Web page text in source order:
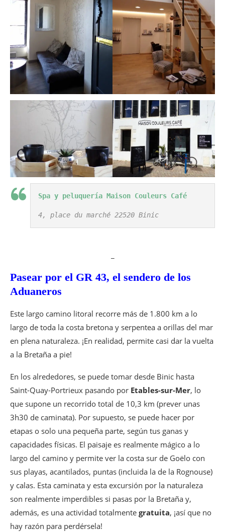
Spa y peluquería Maison Couleurs Café
4, place du marché 22520 Binic
Pasear por el GR 43, el sendero de los
Aduaneros
Este largo camino litoral recorre más de 1.800 km a lo
largo de toda la costa bretona y serpentea a orillas del mar
en plena naturaleza. ¡En realidad, permite casi dar la vuelta
a la Bretaña a pie!
En los alrededores, se puede tomar desde Binic hasta
Saint-Quay-Portrieux pasando por Etables-sur-Mer, lo
que supone un recorrido total de 10,3 km (prever unas
3h30 de caminata). Por supuesto, se puede hacer por
etapas o solo una pequeña parte, según tus ganas y
capacidades físicas. El paisaje es realmente mágico a lo
largo del camino y permite ver la costa sur de Goëlo con
sus playas, acantilados, puntas (incluida la de la Rognouse)
y calas. Esta caminata y esta excursión por la naturaleza
son realmente imperdibles si pasas por la Bretaña y,
además, es una actividad totalmente gratuita, ¡así que no
hay razón para perdérsela!